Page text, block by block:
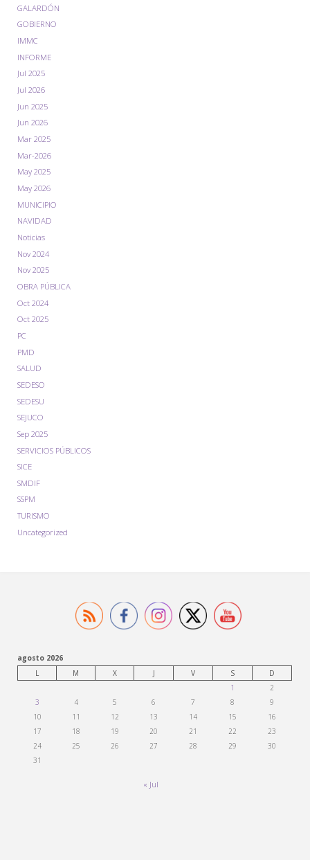
GALARDÓN
GOBIERNO
IMMC
INFORME
Jul 2025
Jul 2026
Jun 2025
Jun 2026
Mar 2025
Mar-2026
May 2025
May 2026
MUNICIPIO
NAVIDAD
Noticias
Nov 2024
Nov 2025
OBRA PÚBLICA
Oct 2024
Oct 2025
PC
PMD
SALUD
SEDESO
SEDESU
SEJUCO
Sep 2025
SERVICIOS PÚBLICOS
SICE
SMDIF
SSPM
TURISMO
Uncategorized
agosto 2026
L
M X J V S
D
1
2
3
4 5 6 7 8
9
10
11 12 13 14 15
16
17
18 19 20 21 22
23
24
25 26 27 28 29
30
31
« Jul